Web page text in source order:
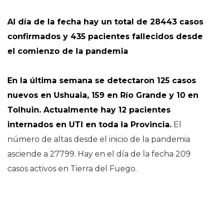
Al día de la fecha hay un total de 28443 casos
confirmados y 435 pacientes fallecidos desde
el comienzo de la pandemia
En la última semana se detectaron 125 casos
nuevos en Ushuaia, 159 en Río Grande y 10 en
Tolhuin. Actualmente hay 12 pacientes
internados en UTI en toda la Provincia. El
número de altas desde el inicio de la pandemia
asciende a 27799. Hay en el día de la fecha 209
casos activos en Tierra del Fuego.